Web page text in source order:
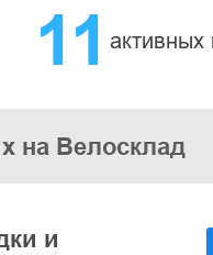
11 активных
на Велосклад
и